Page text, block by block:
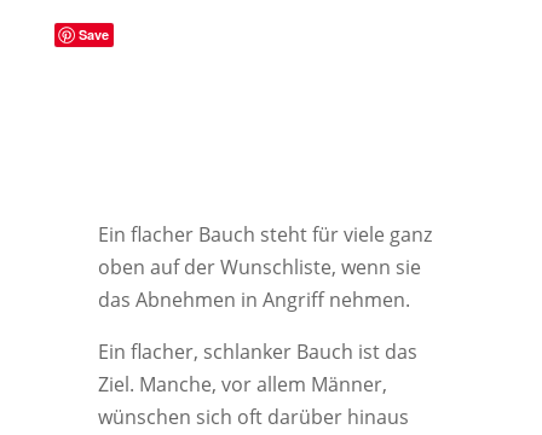
Save
Ein flacher Bauch steht für viele ganz
oben auf der Wunschliste, wenn sie
das Abnehmen in Angriff nehmen.
Ein flacher, schlanker Bauch ist das
Ziel. Manche, vor allem Männer,
wünschen sich oft darüber hinaus